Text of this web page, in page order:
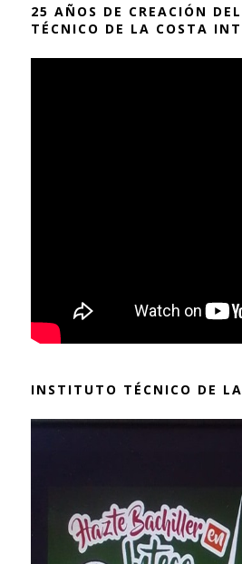
25 AÑOS DE CREACIÓN
TÉCNICO DE LA COSTA
INSTITUTO TÉCNICO DE